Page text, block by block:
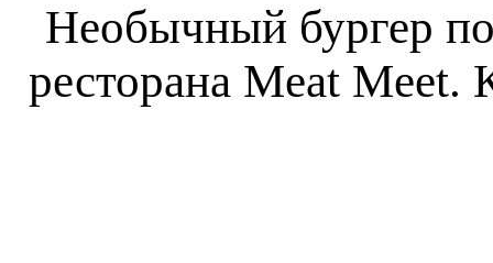
Необычный бургер
ресторана Meat Meet.